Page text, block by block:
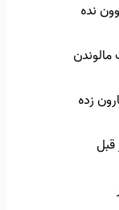
نده
زده
قبل